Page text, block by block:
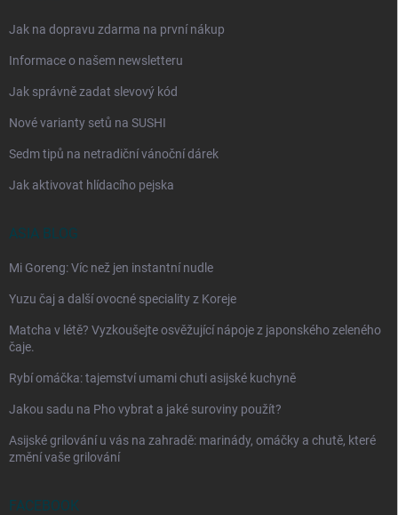
Jak na dopravu zdarma na první nákup
Informace o našem newsletteru
Jak správně zadat slevový kód
Nové varianty setů na SUSHI
Sedm tipů na netradiční vánoční dárek
Jak aktivovat hlídacího pejska
ASIA BLOG
Mi Goreng: Víc než jen instantní nudle
Yuzu čaj a další ovocné speciality z Koreje
Matcha v létě? Vyzkoušejte osvěžující nápoje z japonského zeleného
čaje.
Rybí omáčka: tajemství umami chuti asijské kuchyně
Jakou sadu na Pho vybrat a jaké suroviny použít?
Asijské grilování u vás na zahradě: marinády, omáčky a chutě, které
změní vaše grilování
FACEBOOK